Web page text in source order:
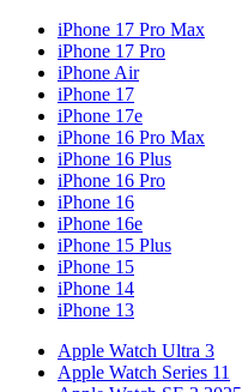
iPhone 17 Pro Max
iPhone 17 Pro
iPhone Air
iPhone 17
iPhone 17e
iPhone 16 Pro Max
iPhone 16 Plus
iPhone 16 Pro
iPhone 16
iPhone 16e
iPhone 15 Plus
iPhone 15
iPhone 14
iPhone 13
Apple Watch Ultra 3
Apple Watch Series 11